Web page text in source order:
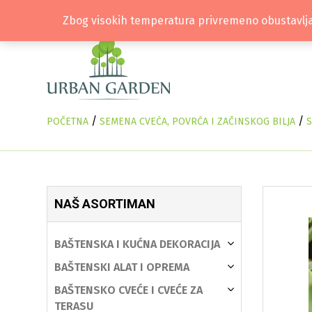
POČETNA / SEMENA CVEĆA, POVRĆA I ZAČINSKOG BILJA /
NAŠ ASORTIMAN
BAŠTENSKA I KUĆNA DEKORACIJA
BAŠTENSKI ALAT I OPREMA
BAŠTENSKO CVEĆE I CVEĆE ZA
TERASU
Zbog visokih temperatura privremeno